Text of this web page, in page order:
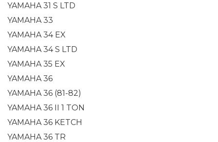
YAMAHA 31 S LTD
YAMAHA 33
YAMAHA 34 EX
YAMAHA 34 S LTD
YAMAHA 35 EX
YAMAHA 36
YAMAHA 36 (81-82)
YAMAHA 36 II 1 TON
YAMAHA 36 KETCH
YAMAHA 36 TR